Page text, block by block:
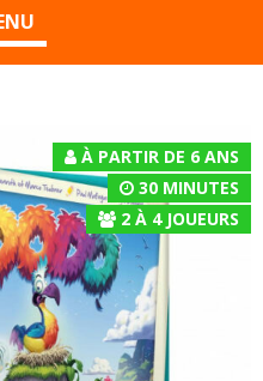
À PARTIR DE 6 ANS
30 MINUTES
2 À 4JOUEURS